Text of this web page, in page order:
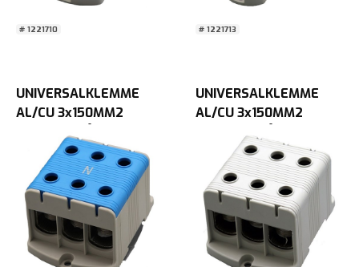
# 1221710 # 1221713
UNIVERSALKLEMME
AL/CU 3x150MM2
TRIPPEL BLÅ
UNIVERSALKLEMME
AL/CU 3x150MM2
TRIPPEL GRÅ